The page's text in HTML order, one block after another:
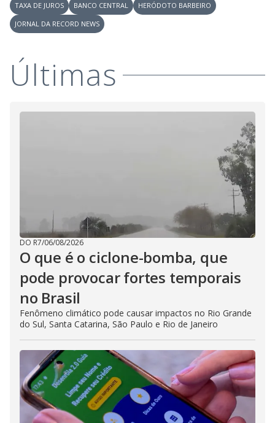
V
d
e
d
o
TAXA DE JUROS
BANCO CENTRAL
HERÓDOTO BARBEIRO
JORNAL DA RECORD NEWS
Últimas
DO R7/06/08/2026
O que é o ciclone-bomba, que
pode provocar fortes temporais
no Brasil
Fenômeno climático pode causar impactos no Rio Grande
do Sul, Santa Catarina, São Paulo e Rio de Janeiro